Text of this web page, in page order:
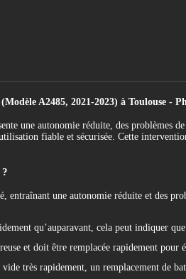
A2485, 2021-2023) à Toulouse -
une autonomie réduite, des problèmes
fiable et sécurisée. Cette
une autonomie réduite et des
qu’auparavant, cela peut indiquer
et doit être remplacée rapidement pour
très rapidement, un remplacement de